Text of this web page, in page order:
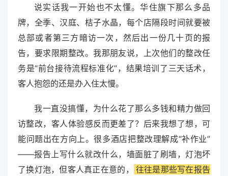
说实话我一开始也不太懂。华住旗下那么多品
牌，全季、汉庭、桔子水晶，每个店隔段时间就要被
总部或者第三方暗访一次，然后出一份几十页的报
告，要求限期整改。我那朋友说，上次他们的整改任
务是“前台接待流程标准化”，结果培训了三天话术，
客人抱怨的还是办入住太慢。
我一直没搞懂，为什么花了那么多钱和精力做回
访整改，客人体验感反而更差了？后来我想了想，可
能问题出在方向上。很多酒店把整改理解成“补作业”
——报告上写什么就改什么，墙面脏了刷墙，灯泡坏
了换灯泡，但客人真正在意的，
往往是那些写在报告